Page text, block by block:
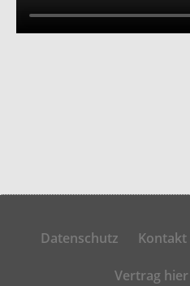
Datenschutz Kontakt
Vertrag